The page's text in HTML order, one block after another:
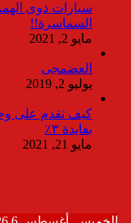
سيارات ذوى
السماسرة!!
مايو 2, 2021
العضمجى
يوليو 2, 2019
كيف تقدم على
بفايدة ٣٪
مايو 21, 2021